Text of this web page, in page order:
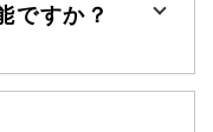
ですか？